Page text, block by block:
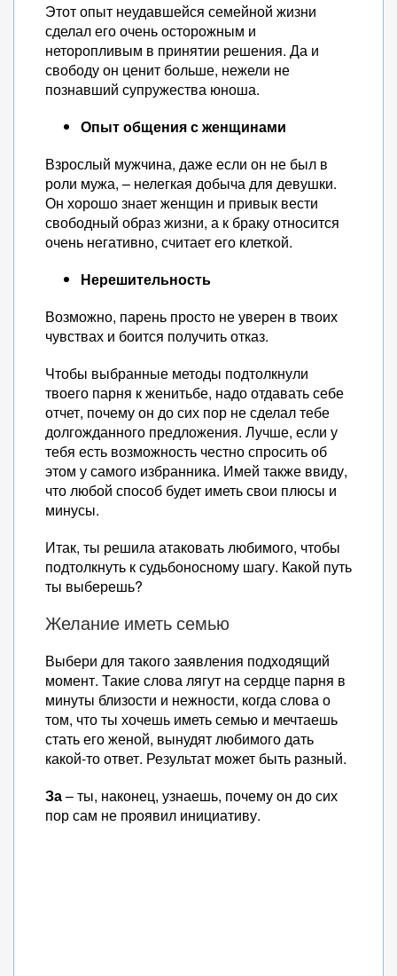
Этот опыт неудавшейся семейной жизни
сделал его очень осторожным и
неторопливым в принятии решения. Да и
свободу он ценит больше, нежели не
познавший супружества юноша.
Опыт общения с женщинами
Взрослый мужчина, даже если он не был в
роли мужа, – нелегкая добыча для девушки.
Он хорошо знает женщин и привык вести
свободный образ жизни, а к браку относится
очень негативно, считает его клеткой.
Нерешительность
Возможно, парень просто не уверен в твоих
чувствах и боится получить отказ.
Чтобы выбранные методы подтолкнули
твоего парня к женитьбе, надо отдавать себе
отчет, почему он до сих пор не сделал тебе
долгожданного предложения. Лучше, если у
тебя есть возможность честно спросить об
этом у самого избранника. Имей также ввиду,
что любой способ будет иметь свои плюсы и
минусы.
Итак, ты решила атаковать любимого, чтобы
подтолкнуть к судьбоносному шагу. Какой путь
ты выберешь?
Желание иметь семью
Выбери для такого заявления подходящий
момент. Такие слова лягут на сердце парня в
минуты близости и нежности, когда слова о
том, что ты хочешь иметь семью и мечтаешь
стать его женой, вынудят любимого дать
какой-то ответ. Результат может быть разный.
За– ты, наконец, узнаешь, почему он до сих
пор сам не проявил инициативу.